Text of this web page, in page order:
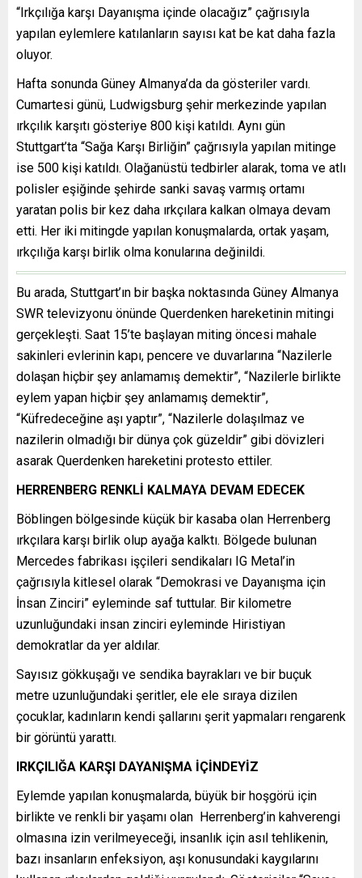
“Irkçılığa karşı Dayanışma içinde olacağız” çağrısıyla
yapılan eylemlere katılanların sayısı kat be kat daha fazla
oluyor.
Hafta sonunda Güney Almanya’da da gösteriler vardı.
Cumartesi günü, Ludwigsburg şehir merkezinde yapılan
ırkçılık karşıtı gösteriye 800 kişi katıldı. Aynı gün
Stuttgart’ta “Sağa Karşı Birliğin” çağrısıyla yapılan mitinge
ise 500 kişi katıldı. Olağanüstü tedbirler alarak, toma ve atlı
polisler eşiğinde şehirde sanki savaş varmış ortamı
yaratan polis bir kez daha ırkçılara kalkan olmaya devam
etti. Her iki mitingde yapılan konuşmalarda, ortak yaşam,
ırkçılığa karşı birlik olma konularına değinildi.
Bu arada, Stuttgart’ın bir başka noktasında Güney Almanya
SWR televizyonu önünde Querdenken hareketinin mitingi
gerçekleşti. Saat 15’te başlayan miting öncesi mahale
sakinleri evlerinin kapı, pencere ve duvarlarına “Nazilerle
dolaşan hiçbir şey anlamamış demektir”, “Nazilerle birlikte
eylem yapan hiçbir şey anlamamış demektir”,
“Küfredeceğine aşı yaptır”, “Nazilerle dolaşılmaz ve
nazilerin olmadığı bir dünya çok güzeldir” gibi dövizleri
asarak Querdenken hareketini protesto ettiler.
HERRENBERG RENKLİ KALMAYA DEVAM EDECEK
Böblingen bölgesinde küçük bir kasaba olan Herrenberg
ırkçılara karşı birlik olup ayağa kalktı. Bölgede bulunan
Mercedes fabrikası işçileri sendikaları IG Metal’in
çağrısıyla kitlesel olarak “Demokrasi ve Dayanışma için
İnsan Zinciri” eyleminde saf tuttular. Bir kilometre
uzunluğundaki insan zinciri eyleminde Hiristiyan
demokratlar da yer aldılar.
Sayısız gökkuşağı ve sendika bayrakları ve bir buçuk
metre uzunluğundaki şeritler, ele ele sıraya dizilen
çocuklar, kadınların kendi şallarını şerit yapmaları rengarenk
bir görüntü yarattı.
IRKÇILIĞA KARŞI DAYANIŞMA İÇİNDEYİZ
Eylemde yapılan konuşmalarda, büyük bir hoşgörü için
birlikte ve renkli bir yaşamı olan Herrenberg’in kahverengi
olmasına izin verilmeyeceği, insanlık için asıl tehlikenin,
bazı insanların enfeksiyon, aşı konusundaki kaygılarını